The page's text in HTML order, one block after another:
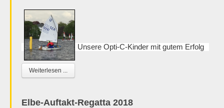
Unsere Opti-C-Kinder mit gutem Erfolg
Weiterlesen ...
Elbe-Auftakt-Regatta 2018